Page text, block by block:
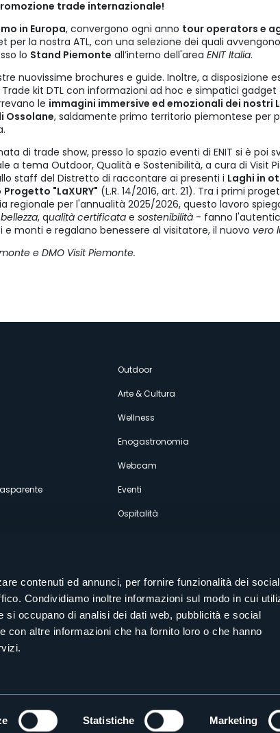
contenuti ed annunci, per fornire funzionalità dei social
Condividiamo inoltre informazioni sul modo in cui
si occupano di analisi dei dati web, pubblicità e social
con altre informazioni che ha fornito loro o che hanno
Statistiche Marketing
trade internazionale!
in Europa, convergono ogni anno tour operators e
per la nostra ATL, con una selezione dei quali
lo Stand Piemonte all’interno dell'area ENIT Italia.
nuovissime brochures e guide. Inoltre, a disposizione
kit DTL con informazioni ad hoc e simpatici gadget
le immagini immersive ed emozionali dei nostri
Ossolane, saldamente primo territorio piemontese per
di trade show, presso lo spazio eventi di ENIT si è poi
a tema Outdoor, Qualità e Sostenibilità, a cura di Visit
staff del Distretto di raccontare ai presenti i Laghi in
Progetto "LaXURY" (L.R. 14/2016, art. 21). Tra i primi
regionale per l'annualità 2025/2026, questo lavoro
bellezza, qualità certificata e sostenibilità - fanno
monti e regalano benessere al visitatore, il nuovo vero
e DMO Visit Piemonte.
Outdoor
Arte & Cultura
Wellness
Enogastronomia
Webcam
Eventi
Ospitalità
Seguici sui nostri canali social